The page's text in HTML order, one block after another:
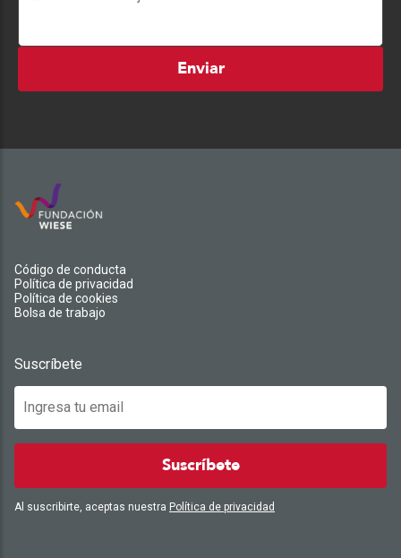
Enviar
Código de conducta
Política de privacidad
Política de cookies
Bolsa de trabajo
Suscríbete
Suscríbete
Al suscribirte, aceptas nuestra Política de privacidad